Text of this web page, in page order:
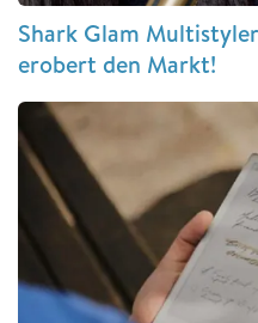
Shark Glam
erobert den Markt!